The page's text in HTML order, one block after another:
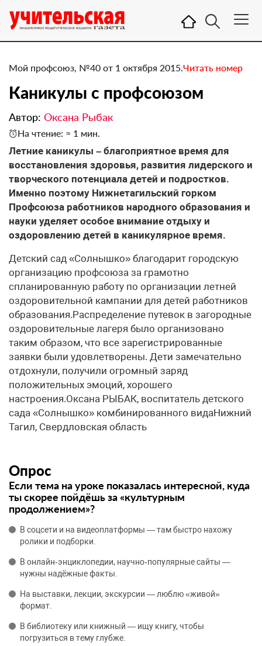
Мой профсоюз, №40 от 1 октября 2015.Читать номер
​Каникулы с профсоюзом
Автор: Оксана Рыбак
На чтение: ≈ 1 мин.
Летние каникулы – благоприятное время для
восстановления здоровья, развития лидерского и
творческого потенциала детей и подростков.
Именно поэтому Нижнетагильский горком
Профсоюза работников народного образования и
науки уделяет особое внимание отдыху и
оздоровлению детей в каникулярное время.
Детский сад «Солнышко» благодарит городскую
организацию профсоюза за грамотно
спланированную работу по организации летней
оздоровительной кампании для детей работников
образования.Распределение путевок в загородные
оздоровительные лагеря было организовано
таким образом, что все зарегистрированные
заявки были удовлетворены. Дети замечательно
отдохнули, получили огромный заряд
положительных эмоций, хорошего
настроения.Оксана РЫБАК, воспитатель детского
сада «Солнышко» комбинированного видаНижний
Тагил, Свердловская область
Опрос
Если тема на уроке показалась интересной, куда
ты скорее пойдёшь за «культурным
продолжением»?
В соцсети и на видеоплатформы — там быстро нахожу
ролики и подборки.
В онлайн‑энциклопедии, научно‑популярные сайты —
нужны надёжные факты.
На выставки, лекции, экскурсии — люблю «живой»
формат.
В библиотеку или книжный — ищу книгу, чтобы
погрузиться в тему глубже.